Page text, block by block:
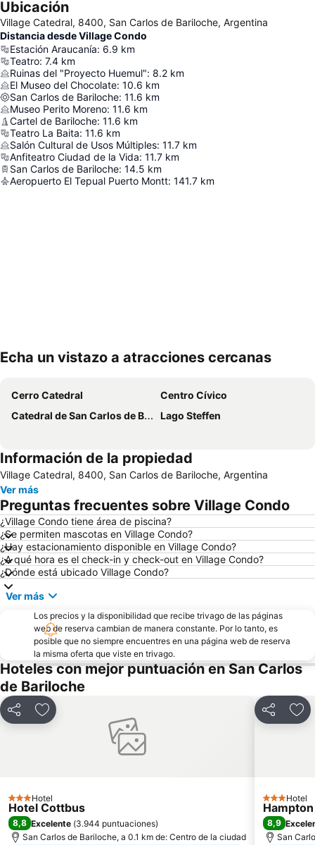
Ubicación
Village Catedral, 8400, San Carlos de Bariloche, Argentina
Distancia desde Village Condo
Estación Araucanía: 6.9 km
Teatro: 7.4 km
Ruinas del "Proyecto Huemul": 8.2 km
El Museo del Chocolate: 10.6 km
San Carlos de Bariloche: 11.6 km
Museo Perito Moreno: 11.6 km
Cartel de Bariloche: 11.6 km
Teatro La Baita: 11.6 km
Salón Cultural de Usos Múltiples: 11.7 km
Anfiteatro Ciudad de la Vida: 11.7 km
San Carlos de Bariloche: 14.5 km
Aeropuerto El Tepual Puerto Montt: 141.7 km
Echa un vistazo a atracciones cercanas
Cerro Catedral
Centro Cívico
Catedral de San Carlos de Bariloche
Lago Steffen
Información de la propiedad
Village Catedral, 8400, San Carlos de Bariloche, Argentina
Ver más
Preguntas frecuentes sobre Village Condo
¿Village Condo tiene área de piscina?
¿Se permiten mascotas en Village Condo?
¿Hay estacionamiento disponible en Village Condo?
¿A qué hora es el check-in y check-out en Village Condo?
¿Dónde está ubicado Village Condo?
Ver más
Los precios y la disponibilidad que recibe trivago de las páginas
web de reserva cambian de manera constante. Por lo tanto, es
posible que no siempre encuentres en una página web de reserva
la misma oferta que viste en trivago.
Hoteles con mejor puntuación en San Carlos
de Bariloche
CompartirAgregar a favoritos
3 Estrellas
Hotel
Hotel Cottbus
8,8 Excelente (3.944 puntuaciones)
San Carlos de Bariloche, a 0.1 km de: Centro de la ciudad
Compartir
3 Estrellas
Hotel
8,9
San